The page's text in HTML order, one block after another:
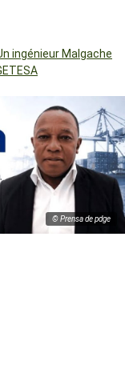
ingénieur Malgache
© Prensa de pdge